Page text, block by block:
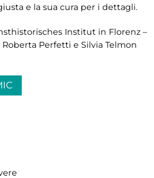
e la sua cura per i dettagli.
Institut in Florenz –
Perfetti e Silvia Telmon